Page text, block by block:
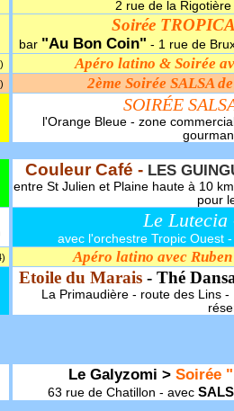
2 rue de la
Soirée
bar "Au Bon Coin" - 1 rue de
Apéro latino & Soirée
2ème Soirée SALSA
SOIRÉE
l'Orange Bleue - zone
Couleur Café - LES
entre St Julien et Plaine haute à 10
pour
Le Lutecia
avec l'orchestre Tropic Ouest
Apéro latino avec Ruben
Etoile du Marais- Thé
La Primaudière - route des Lins
Le Galyzomi > Soirée
63 rue de Chatillon - avec